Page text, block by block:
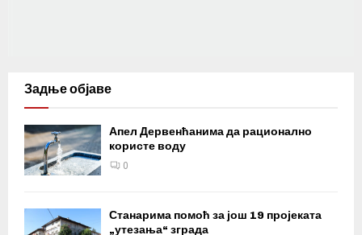
Задње објаве
Апел Дервенћанима да рационално
користе воду
0
Станарима помоћ за још 19 пројеката
„утезања“ зграда